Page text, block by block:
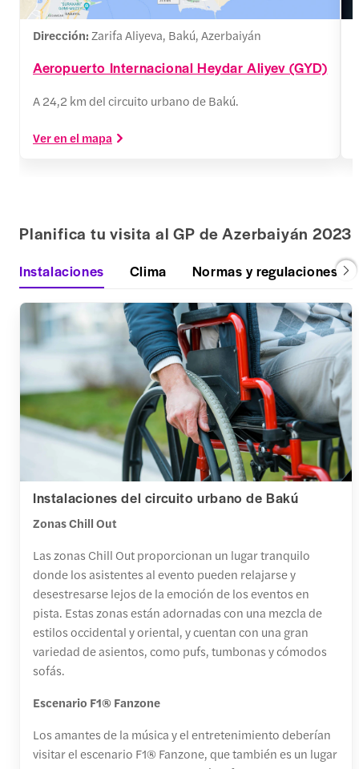
Dirección: Zarifa Aliyeva, Bakú, Azerbaiyán
Aeropuerto Internacional Heydar Aliyev (GYD)
A 24,2 km del circuito urbano de Bakú.
Ver en el mapa
Planifica tu visita al GP de Azerbaiyán 2023
Instalaciones Clima Normas y regulaciones
Instalaciones del circuito urbano de Bakú
Zonas Chill Out
Las zonas Chill Out proporcionan un lugar tranquilo
donde los asistentes al evento pueden relajarse y
desestresarse lejos de la emoción de los eventos en
pista. Estas zonas están adornadas con una mezcla de
estilos occidental y oriental, y cuentan con una gran
variedad de asientos, como pufs, tumbonas y cómodos
sofás.
Escenario F1® Fanzone
Los amantes de la música y el entretenimiento deberían
visitar el escenario F1® Fanzone, que también es un lugar